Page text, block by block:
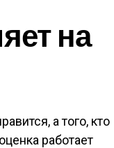
на
а того, кто
работает